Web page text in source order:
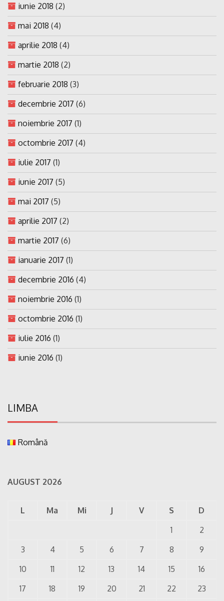
iunie 2018 (2)
mai 2018 (4)
aprilie 2018 (4)
martie 2018 (2)
februarie 2018 (3)
decembrie 2017 (6)
noiembrie 2017 (1)
octombrie 2017 (4)
iulie 2017 (1)
iunie 2017 (5)
mai 2017 (5)
aprilie 2017 (2)
martie 2017 (6)
ianuarie 2017 (1)
decembrie 2016 (4)
noiembrie 2016 (1)
octombrie 2016 (1)
iulie 2016 (1)
iunie 2016 (1)
LIMBA
Română
AUGUST 2026
L Ma Mi J V S
D
1
2
3
4 5 6 7 8
9
10
11 12 13 14 15
16
17
18 19 20 21 22 23